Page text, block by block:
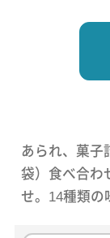
あられ、菓子
袋）食べ合わ
せ。14種類の